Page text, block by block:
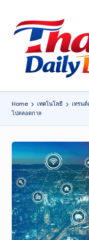
D
ai
Di
g
e
st
:
ส
Home เทคโนโลยี
เทรน
ไปตลอดกาล